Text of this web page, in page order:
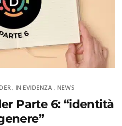
, IN EVIDENZA , NEWS
Parte 6: “identità